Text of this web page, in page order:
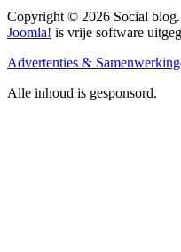
Copyright © 2026 Social
Joomla! is vrije software
Advertenties &
Alle inhoud is gesponsord.